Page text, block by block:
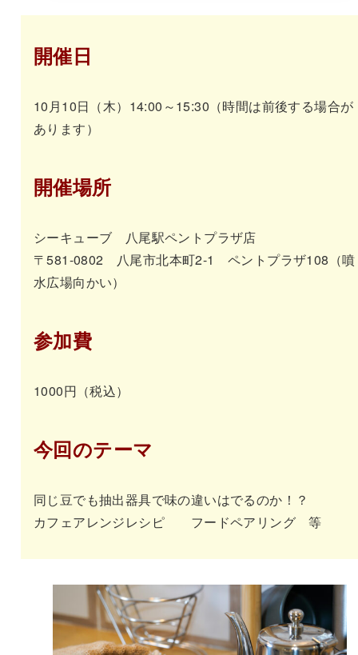
開催日
10月10日（木）14:00～15:30（時間は前後する場合が
あります）
開催場所
シーキューブ 八尾駅ペントプラザ店
〒581-0802 八尾市北本町2-1 ペントプラザ108（噴
水広場向かい）
参加費
1000円（税込）
今回のテーマ
同じ豆でも抽出器具で味の違いはでるのか！？
カフェアレンジレシピ フードペアリング 等